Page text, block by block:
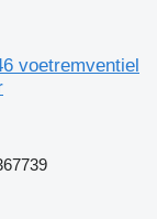
voetremventiel